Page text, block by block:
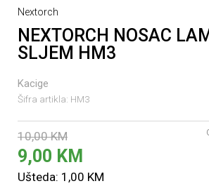
Nextorch
NEXTORCH NOSAC
SLJEM HM3
Kacige
Šifra artikla: HM3
10,00 KM
9,00 KM
Ušteda: 1,00 KM